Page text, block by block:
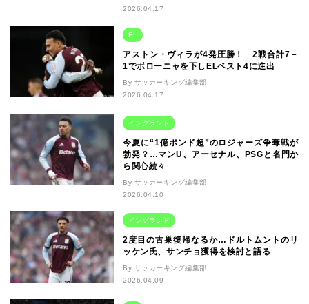
2026.04.17
EL
アストン・ヴィラが4発圧勝！ 2戦合計7－
1でボローニャを下しELベスト4に進出
By サッカーキング編集部
2026.04.17
イングランド
今夏に“1億ポンド超”のロジャーズ争奪戦が
勃発？…マンU、アーセナル、PSGと名門か
ら関心続々
By サッカーキング編集部
2026.04.10
イングランド
2度目の古巣復帰なるか…ドルトムントのリ
ッケン氏、サンチョ獲得を検討と語る
By サッカーキング編集部
2026.04.09